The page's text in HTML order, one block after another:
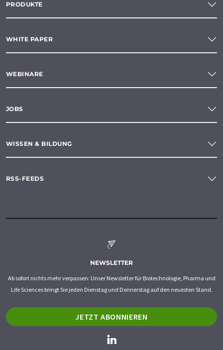
PRODUKTE
WHITE PAPER
WEBINARE
JOBS
WISSEN & BILDUNG
RSS-FEEDS
NEWSLETTER
Ab sofort nichts mehr verpassen: Unser Newsletter für Biotechnologie, Pharma und
Life Sciences bringt Sie jeden Dienstag und Donnerstag auf den neuesten Stand.
JETZT ABONNIEREN